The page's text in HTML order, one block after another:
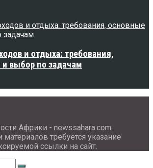
и отдыха: требования,
выбор по задачам
Африки - newssahara.com.
требуется указание
ссылки на сайт.